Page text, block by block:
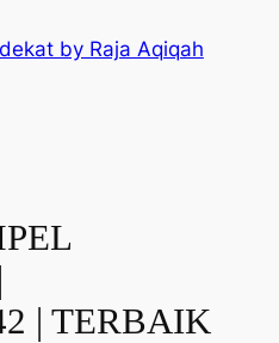
by Raja Aqiqah
| TERBAIK